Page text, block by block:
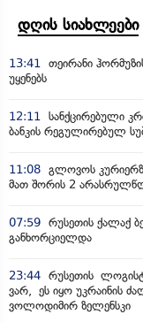
დღის სიახლეები
13:41
თეირანი
უყენებს
12:11
სანქცირებული
ბანკის რეგულირებულ
11:08 გლოვოს
მათ შორის 2
07:59 რუსეთის ქალაქ
განხორციელდა
23:44 რუსეთის
ვარ, ეს იყო უკრაინის
ვოლოდიმირ ზელენსკი